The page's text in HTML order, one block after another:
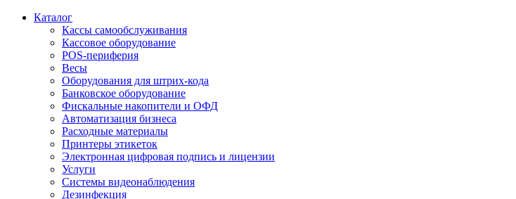
Каталог
Кассы самообслуживания
Кассовое оборудование
POS-периферия
Весы
Оборудования для штрих-кода
Банковское оборудование
Фискальные накопители и ОФД
Автоматизация бизнеса
Расходные материалы
Принтеры этикеток
Электронная цифровая подпись и лицензии
Услуги
Системы видеонаблюдения
Дезинфекция